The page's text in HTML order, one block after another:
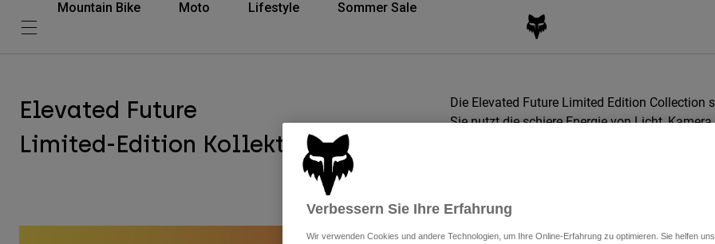
Mountain Bike Moto Lifestyle Sommer Sale
Elevated Future
Limited-Edition Kollektion
Die Elevated Future Limited Edition Collection
Sie nutzt die schiere Energie von Licht,
Verbessern Sie Ihre Erfahrung
Wir verwenden Cookies und andere Technologien, um Ihre Online-Erfahrung zu optimieren. Sie helfen